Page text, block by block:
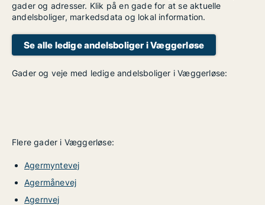
gader og adresser. Klik på en gade for at se aktuelle
andelsboliger, markedsdata og lokal information.
Se alle ledige andelsboliger i Væggerløse
Gader og veje med ledige andelsboliger i Væggerløse:
Flere gader i Væggerløse:
Agermyntevej
Agermånevej
Agernvej